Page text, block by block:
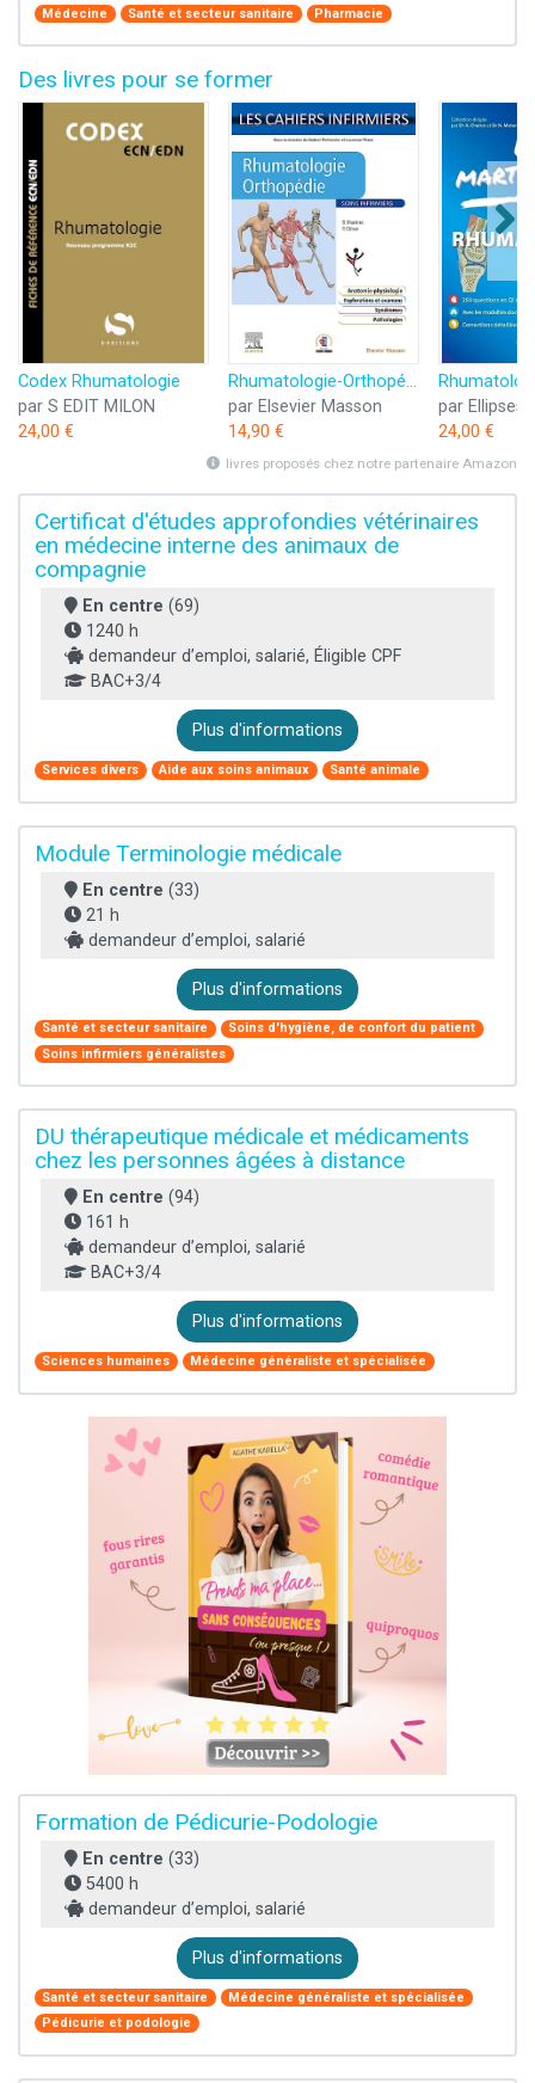
Médecine Santé et secteur sanitaire Pharmacie
Des livres pour se former
Codex Rhumatologie
par S EDIT MILON
24,00 €
Rhumatologie-Orthopédie
par Elsevier Masson
14,90 €
par Ellipses
24,00 €
livres proposés chez notre partenaire Amazon
Certificat d'études approfondies vétérinaires
en médecine interne des animaux de
compagnie
En centre (69)
1240 h
demandeur d’emploi, salarié, Éligible CPF
BAC+3/4
Plus d'informations
Services divers Aide aux soins animaux Santé animale
Module Terminologie médicale
En centre (33)
21 h
demandeur d’emploi, salarié
Plus d'informations
Santé et secteur sanitaire
Soins d'hygiène, de confort du patient
Soins infirmiers généralistes
DU thérapeutique médicale et médicaments
chez les personnes âgées à distance
En centre (94)
161 h
demandeur d’emploi, salarié
BAC+3/4
Plus d'informations
Sciences humaines Médecine généraliste et spécialisée
Formation de Pédicurie-Podologie
En centre (33)
5400 h
demandeur d’emploi, salarié
Plus d'informations
Santé et secteur sanitaire
Médecine généraliste et spécialisée
Pédicurie et podologie